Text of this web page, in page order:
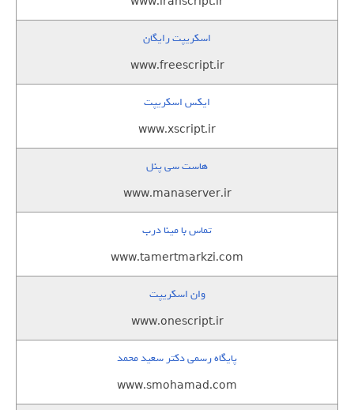
اسکریپت رایگان
www.freescript.ir
ایکس اسکریپت
www.xscript.ir
هاست سی پنل
www.manaserver.ir
تماس با مینا درب
www.tamertmarkzi.com
وان اسکریپت
www.onescript.ir
پایگاه رسمی دکتر سعید محمد
www.smohamad.com